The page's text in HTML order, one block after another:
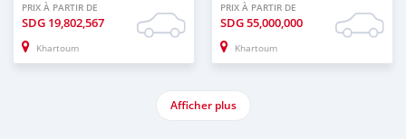
PRIX À PARTIR DE
SDG 19,802,567
Khartoum
PRIX À PARTIR DE
SDG55,000,000
Khartoum
Afficher plus